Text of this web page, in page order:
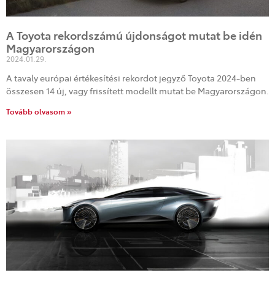
A Toyota rekordszámú újdonságot mutat be idén
Magyarországon
2024.01.29.
A tavaly európai értékesítési rekordot jegyző Toyota 2024-ben
összesen 14 új, vagy frissített modellt mutat be Magyarországon.
Tovább olvasom »